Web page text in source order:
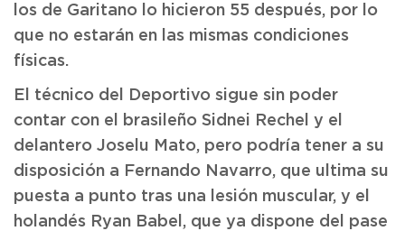
los de Garitano lo hicieron 55 después, por lo
que no estarán en las mismas condiciones
físicas.
El técnico del Deportivo sigue sin poder
contar con el brasileño Sidnei Rechel y el
delantero Joselu Mato, pero podría tener a su
disposición a Fernando Navarro, que ultima su
puesta a punto tras una lesión muscular, y el
holandés Ryan Babel, que ya dispone del pase